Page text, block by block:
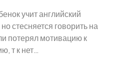
учит английский
стесняется говорить на
потерял мотивацию к
т к нет…